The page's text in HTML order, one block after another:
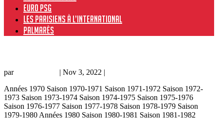
Euro PSG
Les Parisiens à l’international
Palmarès
par | Nov 3, 2022 |
Années 1970 Saison 1970-1971 Saison 1971-1972 Saison 1972-
1973 Saison 1973-1974 Saison 1974-1975 Saison 1975-1976
Saison 1976-1977 Saison 1977-1978 Saison 1978-1979 Saison
1979-1980 Années 1980 Saison 1980-1981 Saison 1981-1982